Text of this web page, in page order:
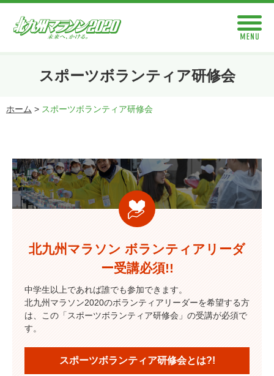
スポーツボランティア研修会
ホーム > スポーツボランティア研修会
北九州マラソン ボランティアリーダ
ー受講必須!!
中学生以上であれば誰でも参加できます。
北九州マラソン2020のボランティアリーダーを希望する方
は、この「スポーツボランティア研修会」の受講が必須で
す。
スポーツボランティア研修会とは?!